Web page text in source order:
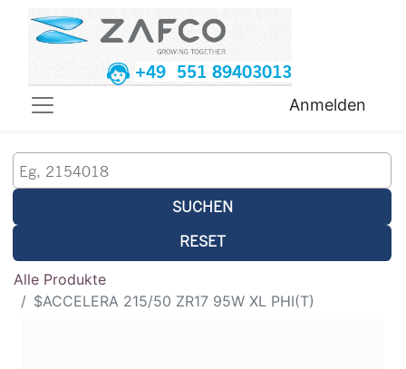
+49 551 89403013
Anmelden
SUCHEN
RESET
Alle Produkte
$ACCELERA 215/50 ZR17 95W XL PHI(T)